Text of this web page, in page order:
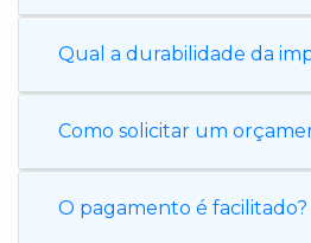
Qual a durabilidade da
Como solicitar um
O pagamento é facilitado?